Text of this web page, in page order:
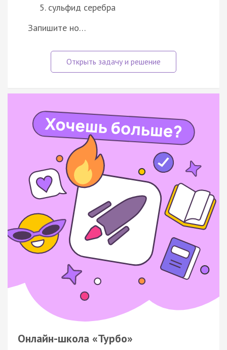
сульфид серебра
Запишите но…
Онлайн-школа «Турбо»